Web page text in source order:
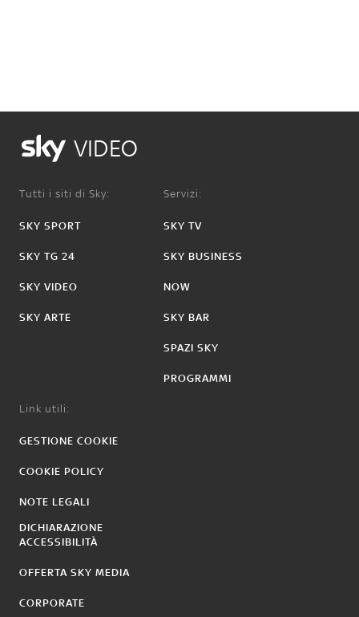
VIDEO
Tutti i siti di Sky:
SKY SPORT
SKY TG 24
SKY VIDEO
SKY ARTE
Servizi:
SKY TV
SKY BUSINESS
NOW
SKY BAR
SPAZI SKY
PROGRAMMI
Link utili:
GESTIONE COOKIE
COOKIE POLICY
NOTE LEGALI
DICHIARAZIONE
ACCESSIBILITÀ
OFFERTA SKY MEDIA
CORPORATE